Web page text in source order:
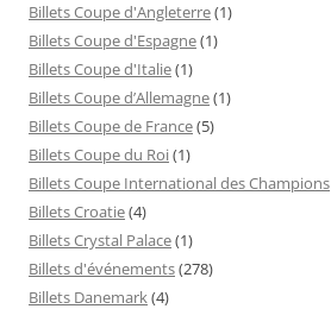
Billets Coupe d'Angleterre(1)
Billets Coupe d'Espagne(1)
Billets Coupe d'Italie(1)
Billets Coupe d’Allemagne(1)
Billets Coupe de France(5)
Billets Coupe du Roi(1)
Billets Coupe International des Champions
Billets Croatie(4)
Billets Crystal Palace(1)
Billets d'événements(278)
Billets Danemark(4)